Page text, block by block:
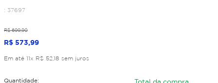
: 37697
R$ 699,90
R$ 573,99
Em até 11x R$ 5218 sem juros
Quantidade: Total da compra